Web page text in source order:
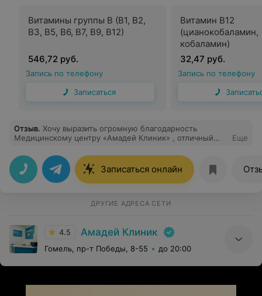
Витамины группы В (В1, В2,
В3, В5, В6, В7, В9, В12)
546,72 руб.
Запись по телефону
Записаться
Витамин В12
(цианокобаламин,
кобаламин)
32,47 руб.
Запись по телефону
Отзыв. Хочу выразить огромную благодарность
Медицинскому центру «Амадей Клиник» , отличный
персонал. Моя отдельная благодарность
администратору Ирине. Открытая и контактная,
доброе отношение ко мне. Хочу пожелать дальнейших
профессиональных успехов в работе вашему центру.
Еще
Записаться онлайн
ДРУГИЕ АДРЕСА СЕТИ
4.5 Амадей Клиник
Гомель, пр-т Победы, 8-55 до 20:00